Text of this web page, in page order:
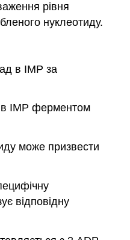
рівня
нуклеотиду.
в IMP за
в IMP ферментом
може призвести
відповідну